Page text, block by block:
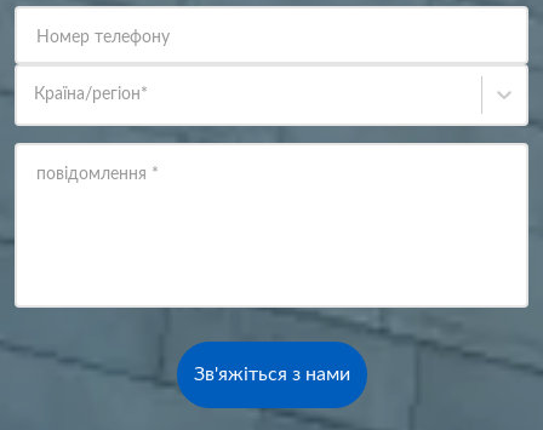
Номер телефону
Країна/регіон*
повідомлення *
Зв'яжіться з нами